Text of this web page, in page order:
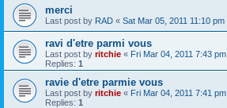
merci
Last post by RAD « Sat Mar 05, 2011 11:10 pm
ravi d'etre parmi vous
Last post by ritchie « Fri Mar 04, 2011 7:43 pm
Replies: 1
ravie d'etre parmie vous
Last post by ritchie « Fri Mar 04, 2011 7:41 pm
Replies: 1